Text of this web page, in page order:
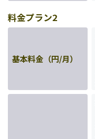
料金プラン2
基本料金（円/月）